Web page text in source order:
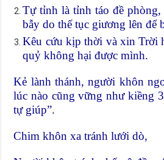
Tự tỉnh là tỉnh táo đề phòng,
bẫy do thế tục giương lên để
Kêu cứu kịp thời và xin Trời
quỷ không hại được mình.
Kẻ lành thánh, người khôn
lúc nào cũng vững như kiềng
tự giúp”.
Chim khôn xa tránh lưới dò,